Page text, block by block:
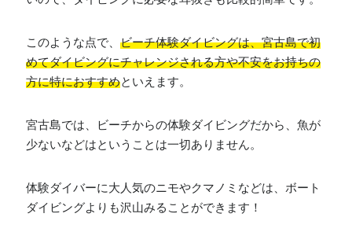
このような点で、 ビーチ体験ダイビングは、宮古島で初
めてダイビングにチャレンジされる方や不安をお持ちの
方に特におすすめといえます。
宮古島では、ビーチからの体験ダイビングだから、魚が
少ないなどはということは一切ありません。
体験ダイバーに大人気のニモやクマノミなどは、ボート
ダイビングよりも沢山みることができます！